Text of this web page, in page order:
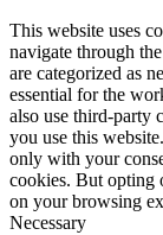
This website uses
navigate through
are categorized as
essential for the
also use third-party
you use this
only with your
cookies. But opting
on your browsing
Necessary